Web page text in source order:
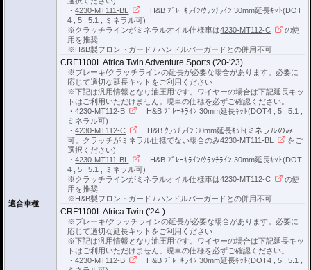
適合車種
・4230-MT111-BL
H&B ﾌﾞﾚｰｷﾗｲﾝ/ｸﾗｯﾁﾗｲﾝ 30mm延長ｷｯﾄ(DOT
4 , 5 , 5.1 , ミネラル可)
※クラッチラインがミネラルオイル仕様車は4230-MT112-C
の使
用を推奨
※H&B製フロントガード / ハンドルバーガードとの併用不可
CRF1100L Africa Twin Adventure Sports ('20-'23)
※ブレーキ/クラッチラインの延長が必要な場合があります。必要に
応じて適切な延長キットをご利用ください
※下記は汎用情報となり油圧用です。ワイヤーの場合は下記延長キッ
トはご利用いただけません。現車の仕様を必ずご確認ください。
・4230-MT112-B
H&B ﾌﾞﾚｰｷﾗｲﾝ 30mm延長ｷｯﾄ(DOT4 , 5 , 5.1 ,
ミネラル可)
・4230-MT112-C
H&B ｸﾗｯﾁﾗｲﾝ 30mm延長ｷｯﾄ(ミネラルのみ
可。クラッチがミネラル仕様でない場合のみ4230-MT111-BL
をご
選択ください)
・4230-MT111-BL
H&B ﾌﾞﾚｰｷﾗｲﾝ/ｸﾗｯﾁﾗｲﾝ 30mm延長ｷｯﾄ(DOT
4 , 5 , 5.1 , ミネラル可)
※クラッチラインがミネラルオイル仕様車は4230-MT112-C
の使
用を推奨
※H&B製フロントガード / ハンドルバーガードとの併用不可
CRF1100L Africa Twin ('24-)
※ブレーキ/クラッチラインの延長が必要な場合があります。必要に
応じて適切な延長キットをご利用ください
※下記は汎用情報となり油圧用です。ワイヤーの場合は下記延長キッ
トはご利用いただけません。現車の仕様を必ずご確認ください。
・4230-MT112-B
H&B ﾌﾞﾚｰｷﾗｲﾝ 30mm延長ｷｯﾄ(DOT4 , 5 , 5.1 ,